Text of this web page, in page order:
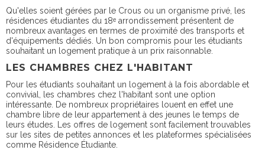
Qu'elles soient gérées par le Crous ou un organisme privé, les
résidences étudiantes du 18ᵉ arrondissement présentent de
nombreux avantages en termes de proximité des transports et
d'équipements dédiés. Un bon compromis pour les étudiants
souhaitant un logement pratique à un prix raisonnable.
LES CHAMBRES CHEZ L'HABITANT
Pour les étudiants souhaitant un logement à la fois abordable et
convivial, les chambres chez l'habitant sont une option
intéressante. De nombreux propriétaires louent en effet une
chambre libre de leur appartement à des jeunes le temps de
leurs études. Les offres de logement sont facilement trouvables
sur les sites de petites annonces et les plateformes spécialisées
comme Résidence Étudiante.